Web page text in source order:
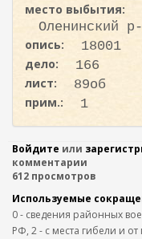
место выбытия:
Оленинский
опись:
18001
дело:
166
лист:
89об
прим.:
1
Войдите или
комментарии
612 просмотров
Используемые
0 - сведения районных
РФ, 2 - с места гибели и